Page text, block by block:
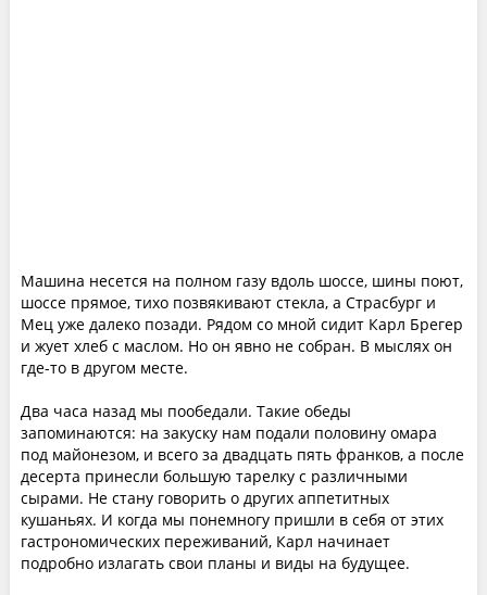
Машина несется на полном газу вдоль шоссе, шины поют,
шоссе прямое, тихо позвякивают стекла, а Страсбург и
Мец уже далеко позади. Рядом со мной сидит Карл Брегер
и жует хлеб с маслом. Но он явно не собран. В мыслях он
где-то в другом месте.
Два часа назад мы пообедали. Такие обеды
запоминаются: на закуску нам подали половину омара
под майонезом, и всего за двадцать пять франков, а после
десерта принесли большую тарелку с различными
сырами. Не стану говорить о других аппетитных
кушаньях. И когда мы понемногу пришли в себя от этих
гастрономических переживаний, Карл начинает
подробно излагать свои планы и виды на будущее.